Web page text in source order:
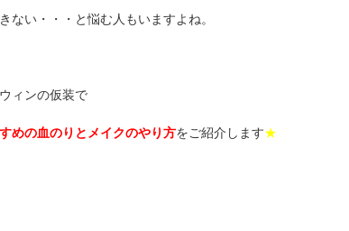
ない・・・と悩む人もいますよね。
ィンの仮装で
めの血のりとメイクのやり方をご紹介します★